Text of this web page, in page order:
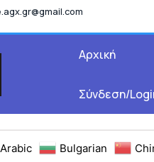
Αρχική
Σύνδεση/
Arabic Bulgarian